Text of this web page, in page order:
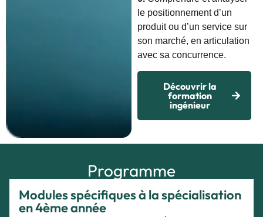
le positionnement d’un
produit ou d’un service sur
son marché, en articulation
avec sa concurrence.
Découvrir la
formation
ingénieur
Programme
Modules spécifiques à la spécialisation
en 4ème année